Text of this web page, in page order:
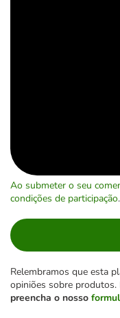
Ao submeter o seu
condições de participação.
Relembramos que esta
opiniões sobre produtos.
preencha o nosso